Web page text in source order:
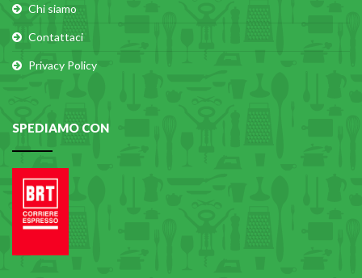
Chi siamo
Contattaci
Privacy Policy
SPEDIAMO CON